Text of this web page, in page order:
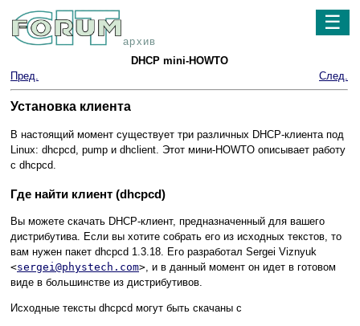
архив
☰
DHCP mini-HOWTO
Пред.
След.
Установка клиента
В настоящий момент существует три различных DHCP-клиента под
Linux: dhcpcd, pump и dhclient. Этот мини-HOWTO описывает работу
с dhcpcd.
Где найти клиент (dhcpcd)
Вы можете скачать DHCP-клиент, предназначенный для вашего
дистрибутива. Если вы хотите собрать его из исходных текстов, то
вам нужен пакет dhcpcd 1.3.18. Его разработал Sergei Viznyuk
<sergei@phystech.com> , и в данный момент он идет в готовом
виде в большинстве из дистрибутивов.
Исходные тексты dhcpcd могут быть скачаны с